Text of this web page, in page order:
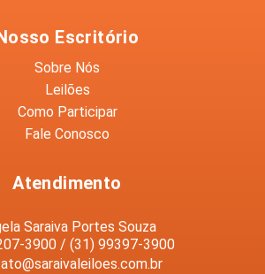
Escritório
Sobre Nós
Leilões
Como Participar
Fale Conosco
Atendimento
Saraiva Portes Souza
3900 / (31) 99397-3900